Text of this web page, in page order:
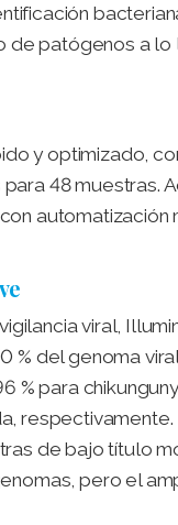
patógenos a
y optimizado,
48 muestras.
viral,
% del genoma
% para
de bajo título
pero el